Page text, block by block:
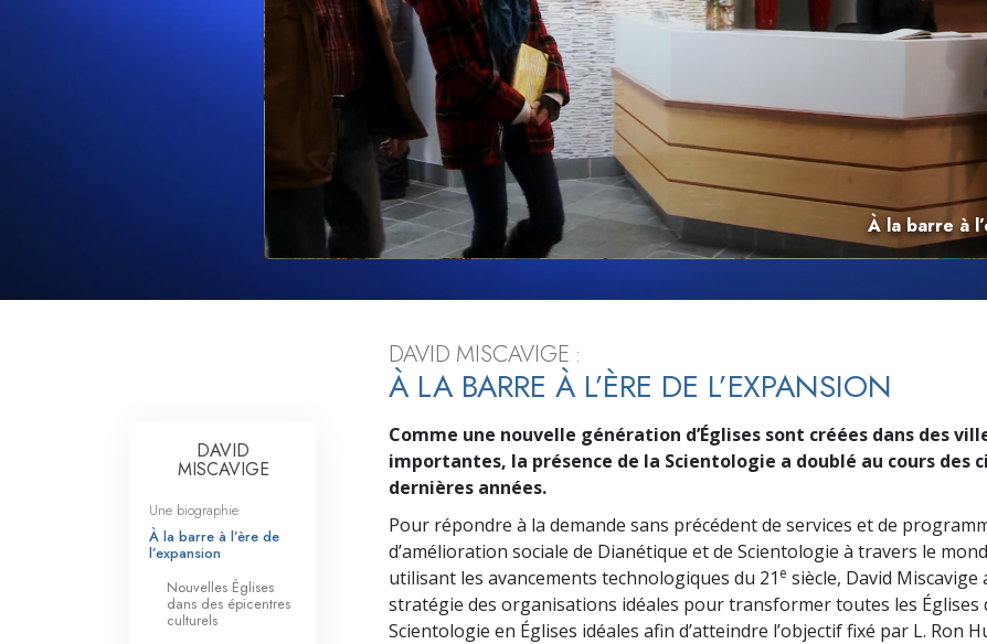
Qu’est-ce que la grandeur ?
À la barre à
DAVID MISCAVIGE :
À LA BARRE À L’ÈRE DE L’EXPANSION
Comme une nouvelle génération d’Églises sont créées dans des
importantes, la présence de la Scientologie a doublé au cours des
dernières années.
Pour répondre à la demande sans précédent de services et de
d’amélioration sociale de Dianétique et de Scientologie à travers le
utilisant les avancements technologiques du 21 e siècle, David Miscavige
stratégie des organisations idéales pour transformer toutes les Églises
Scientologie en Églises idéales afin d’atteindre l’objectif fixé par L. Ron
DAVID
MISCAVIGE
Une biographie
À la barre à l’ère de
l’expansion
Nouvelles Églises
dans des épicentres
culturels